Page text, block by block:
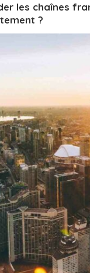
les chaînes
?